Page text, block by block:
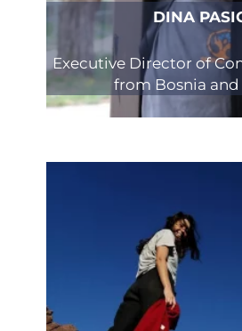
DINA
Executive Director of
from Bosnia and